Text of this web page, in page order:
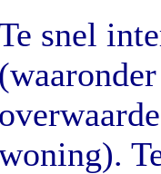
snel